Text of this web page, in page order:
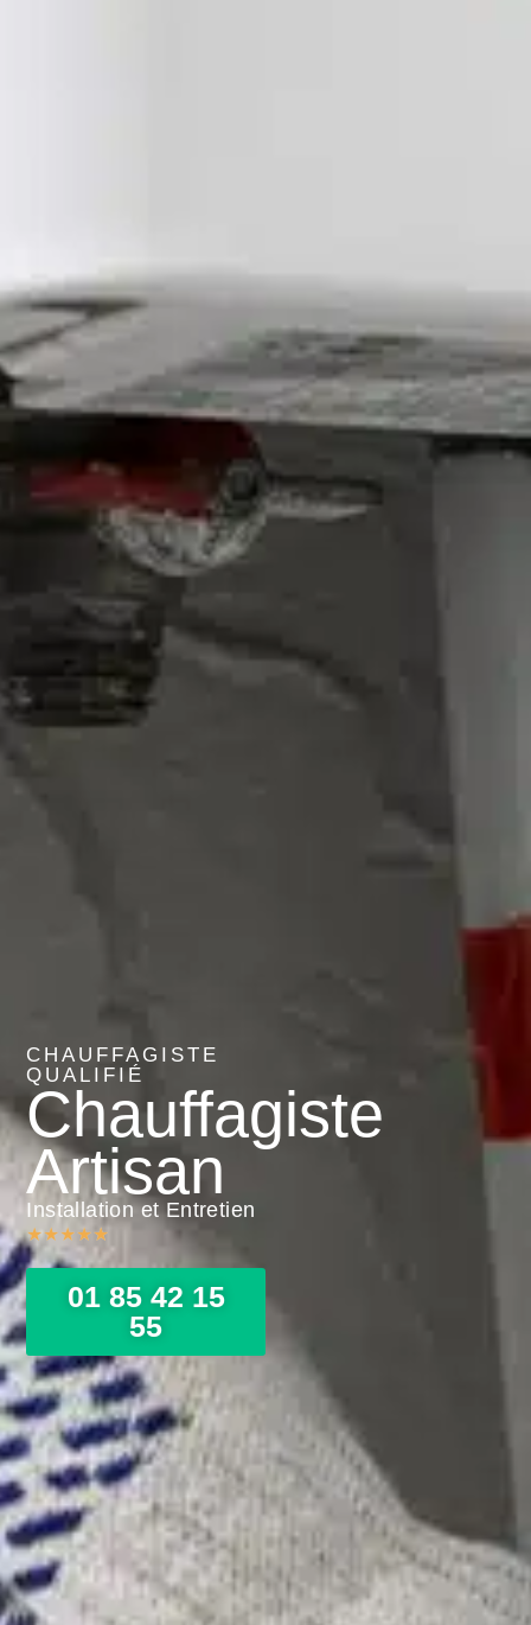
CHAUFFAGISTE
QUALIFIÉ
Chauffagiste
Artisan
Installation et Entretien
★★★★★
01 85 42 15
55